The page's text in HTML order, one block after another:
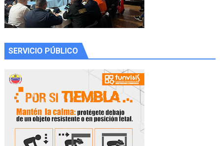
SERVICIO PÚBLICO